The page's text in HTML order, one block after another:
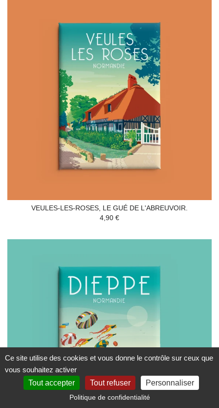
VEULES-LES-ROSES, LE GUÉ DE L'ABREUVOIR.
4,90 €
Ce site utilise des cookies et vous donne le contrôle sur ceux que
vous souhaitez activer
Tout accepter
Tout refuser Personnaliser
Politique de confidentialité